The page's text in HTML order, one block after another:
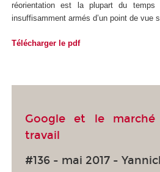
réorientation est la plupart du temps
insuffisamment armés d’un point de vue
Télécharger le pdf
Google et le
travail
#136 - mai 2017 -